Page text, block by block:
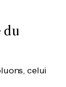
du
celui